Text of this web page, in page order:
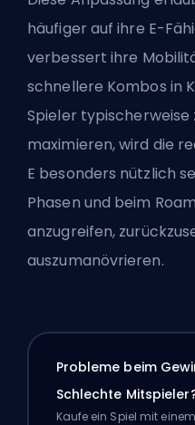
häufiger auf ihre E-
verbessert ihre
schnellere Kombos in
Spieler
maximieren, wird die
E besonders nützlich
Phasen und beim
anzugreifen,
auszumanövrieren.
Probleme beim
Schlechte
Kaufe ein Spiel mit